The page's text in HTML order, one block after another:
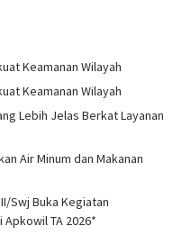
Keamanan Wilayah
Keamanan Wilayah
Lebih Jelas Berkat Layanan
Air Minum dan Makanan
Swj Buka Kegiatan
TA 2026*